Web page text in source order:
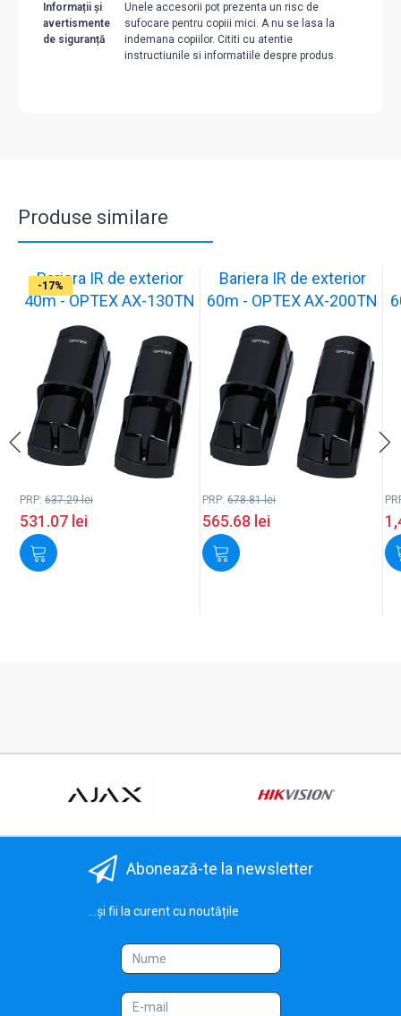
Informații și
avertismente
de siguranță
Unele accesorii pot prezenta un risc de
sufocare pentru copiii mici. A nu se lasa la
indemana copiilor. Cititi cu atentie
instructiunile si informatiile despre produs.
Produse similare
-17%
Bariera IR de exterior
40m - OPTEX AX-130TN
PRP: 637.29lei
531.07 lei
-17%
Bariera IR de exterior
60m - OPTEX AX-200TN
PRP: 678.81lei
565.68 lei
-17%
-17%
-17%
-17%
-17%
-17%
-17%
-17%
Abonează-te la newsletter
...și fii la curent cu noutățile